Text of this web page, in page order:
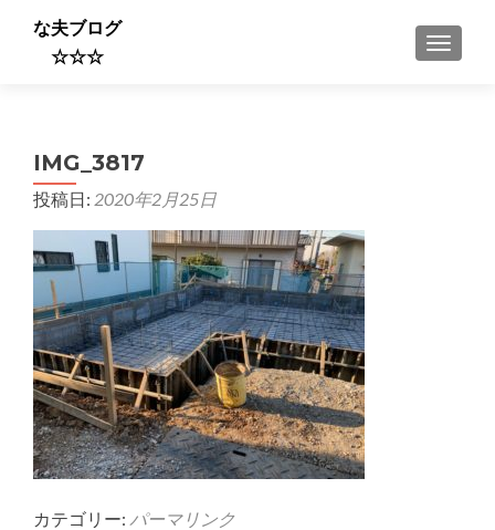
ナビゲ
な夫ブログ
☆☆☆
IMG_3817
投稿日: 2020年2月25日
カテゴリー: パーマリンク